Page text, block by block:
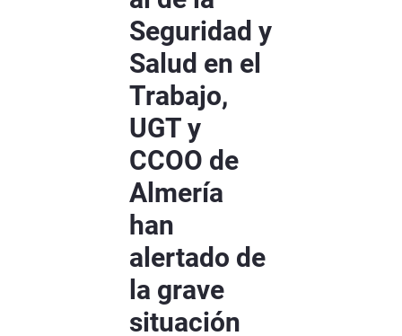
Seguridad y
Salud en el
Trabajo,
UGT y
CCOO de
Almería
han
alertado de
la grave
situación